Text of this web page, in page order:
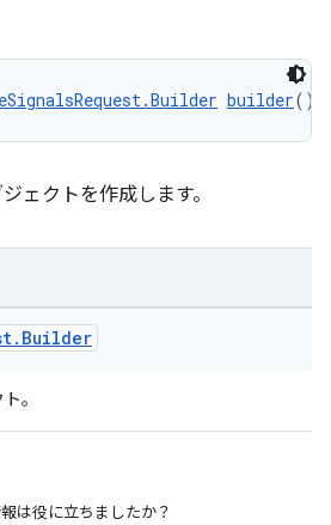
builder()
ェクトを作成します。
. Builder
。
は役に立ちましたか？